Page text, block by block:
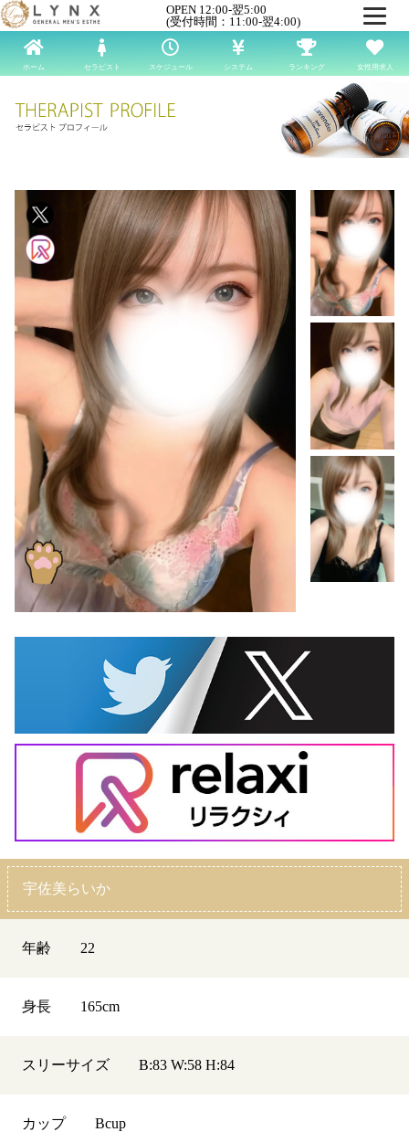
OPEN 12:00-翌5:00
(受付時間：11:00-翌4:00)
ホーム セラピスト スケジュール システム ランキング 女性用求人
宇佐美らいか
年齢 22
身長 165cm
スリーサイズ B:83 W:58 H:84
カップ Bcup